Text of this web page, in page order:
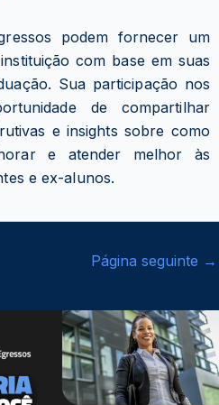
podem fornecer um
com base em suas
Sua participação nos
de compartilhar
e insights sobre como
e atender melhor às
e ex-alunos.
Página seguinte →